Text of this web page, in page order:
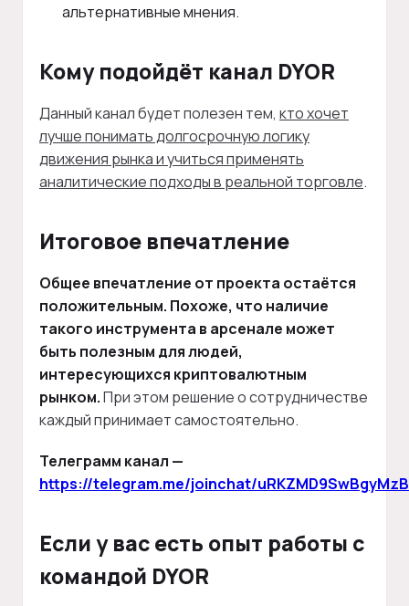
альтернативные мнения.
Кому подойдёт канал DYOR
Данный канал будет полезен тем, кто хочет
лучше понимать долгосрочную логику
движения рынка и учиться применять
аналитические подходы в реальной торговле.
Итоговое впечатление
Общее впечатление от проекта остаётся
положительным. Похоже, что наличие
такого инструмента в арсенале может
быть полезным для людей,
интересующихся криптовалютным
рынком.При этом решение о сотрудничестве
каждый принимает самостоятельно.
Телеграмм канал —
https://telegram.me/joinchat/
Если у вас есть опыт работы с
командой DYOR